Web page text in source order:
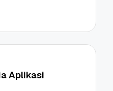
Aplikasi